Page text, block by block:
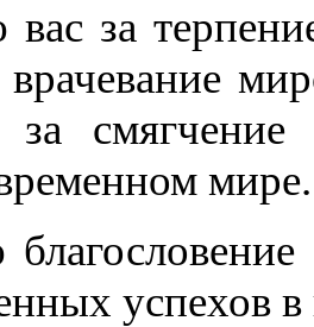
вас за
врачевание
за
мире.
успехов